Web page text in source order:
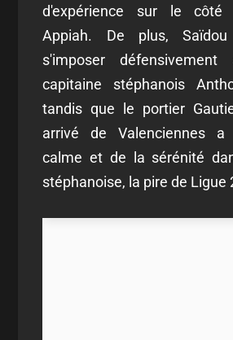
d'expérience sur le côté
Appiah. De plus,
s'imposer
capitaine stéphanois
tandis que le portier
arrivé de Valenciennes
calme et de la sérénité
stéphanoise, la pire de Ligue